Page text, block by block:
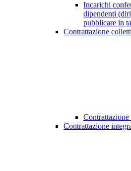
Incarichi
dipendenti
pubblicare in
Contrattazione
Contrattazione